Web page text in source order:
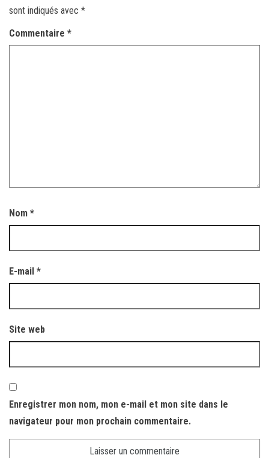
sont indiqués avec *
Commentaire *
Nom *
E-mail *
Site web
Enregistrer mon nom, mon e-mail et mon site dans le
navigateur pour mon prochain commentaire.